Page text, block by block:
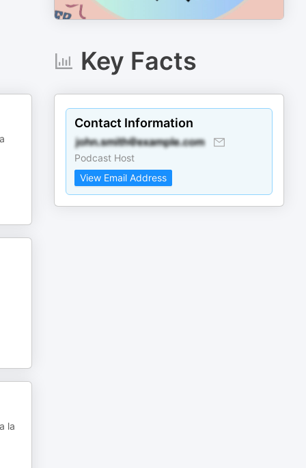
la
Key Facts
Contact Information
Podcast Host
View Email Address